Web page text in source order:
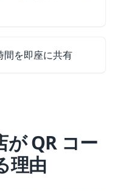
間を即座に共有
が QR コー
理由